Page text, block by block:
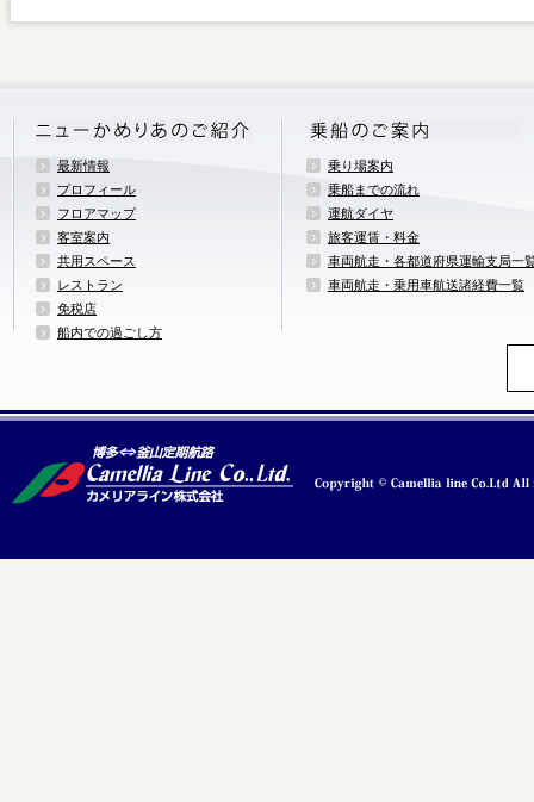
最新情報
プロフィール
フロアマップ
客室案内
共用スペース
レストラン
免税店
船内での過ごし方
乗り場案内
乗船までの流れ
運航ダイヤ
旅客運賃・料金
車両航走・各都道府県運輸支局一
車両航走・乗用車航送諸経費一覧